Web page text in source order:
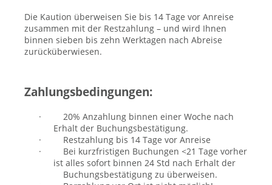
Die Kaution überweisen Sie bis 14 Tage vor Anreise
zusammen mit der Restzahlung – und wird Ihnen
binnen sieben bis zehn Werktagen nach Abreise
zurücküberwiesen.
Zahlungsbedingungen:
· 20% Anzahlung binnen einer Woche nach
Erhalt der Buchungsbestätigung.
· Restzahlung bis 14 Tage vor Anreise
· Bei kurzfristigen Buchungen <21 Tage vorher
ist alles sofort binnen 24 Std nach Erhalt der
Buchungsbestätigung zu überweisen.